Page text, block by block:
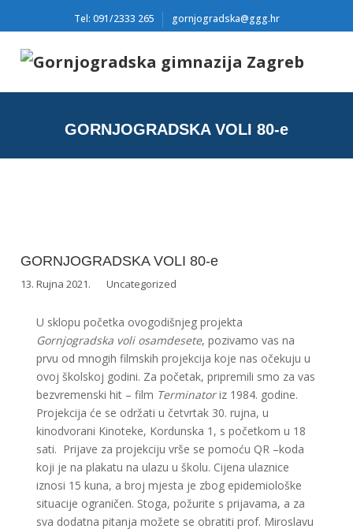
Tel: 091/2333 265 gornjogradska@ggg.hr
GORNJOGRADSKA VOLI 80-e
GORNJOGRADSKA VOLI 80-e
13. Rujna 2021. Uncategorized
U sklopu početka ovogodišnjeg projekta
Gornjogradska voli osamdesete, pozivamo vas na
prvu od mnogih filmskih projekcija koje nas očekuju u
ovoj školskoj godini. Za početak, pripremili smo za vas
bezvremenski hit – film Terminatoriz 1984. godine.
Projekcija će se održati u četvrtak 30. rujna, u
kinodvorani Kinoteke, Kordunska 1, s početkom u 18
sati. Prijave za projekciju vrše se pomoću QR –koda
koji je na plakatu na ulazu u školu. Cijena ulaznice
iznosi 15 kuna, a broj mjesta je zbog epidemiološke
situacije ograničen. Stoga, požurite s prijavama, a za
sva dodatna pitanja možete se obratiti prof. Miroslavu